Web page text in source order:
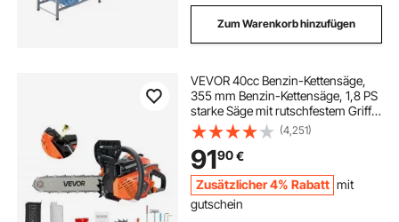
Zum Warenkorb hinzufügen
VEVOR 40cc Benzin-Kettensäge,
355 mm Benzin-Kettensäge, 1,8 PS
starke Säge mit rutschfestem Griff,
zwei Kraftstofftanks, Not-Aus-
Funktion, max. 12000U/min, zum
Holzfällen, Baumbeschneiden &
Roden
(4,251)
9190€
Zusätzlicher 4% Rabatt mit
gutschein